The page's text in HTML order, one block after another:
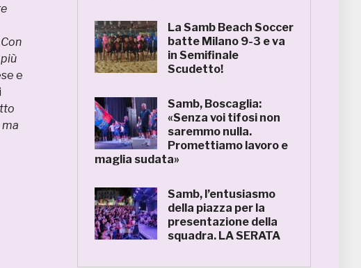
e
La Samb Beach Soccer
batte Milano 9-3 e va
in Semifinale
Scudetto!
Samb, Boscaglia:
«Senza voi tifosi non
saremmo nulla.
Promettiamo lavoro e
maglia sudata»
Samb, l’entusiasmo
della piazza per la
presentazione della
squadra. LA SERATA